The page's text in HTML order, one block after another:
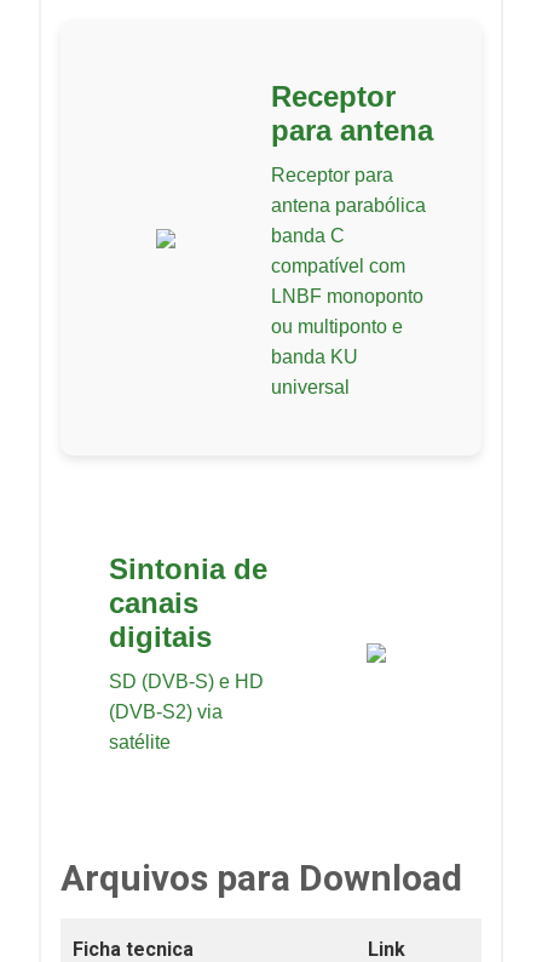
Receptor
para antena
Receptor para
antena parabólica
banda C
compatível com
LNBF monoponto
ou multiponto e
banda KU
universal
Sintonia de
canais
digitais
SD (DVB-S) e HD
(DVB-S2) via
satélite
Arquivos para Download
Ficha tecnica Link